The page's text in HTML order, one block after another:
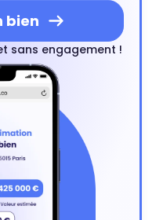
bien
sans engagement !